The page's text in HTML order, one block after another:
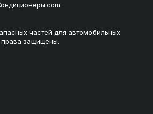
частей для автомобильных
защищены.